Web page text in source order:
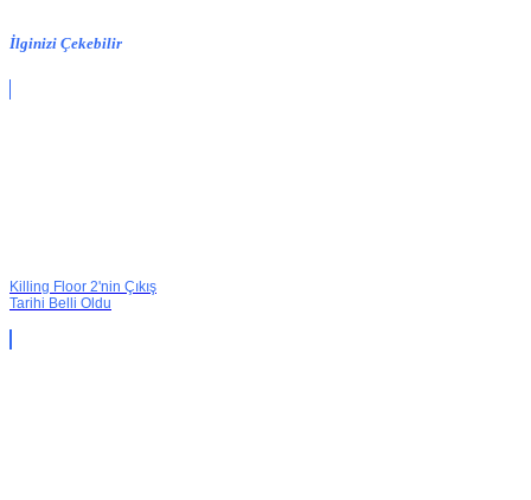
İlginizi Çekebilir
Killing Floor 2'nin Çıkış
Tarihi Belli Oldu